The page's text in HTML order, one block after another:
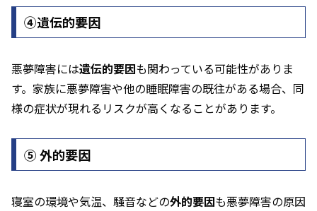
④遺伝的要因
悪夢障害には遺伝的要因も関わっている可能性がありま
す。家族に悪夢障害や他の睡眠障害の既往がある場合、同
様の症状が現れるリスクが高くなることがあります。
⑤ 外的要因
寝室の環境や気温、騒音などの外的要因も悪夢障害の原因